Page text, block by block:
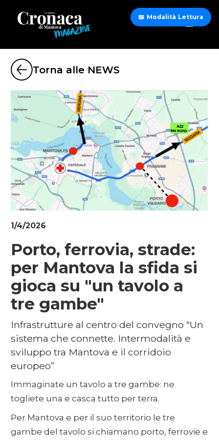
Torna alle NEWS
1/4/2026
Porto, ferrovia, strade:
per Mantova la sfida si
gioca su "un tavolo a
tre gambe"
Infrastrutture al centro del convegno “Un
sistema che connette. Intermodalità e
sviluppo tra Mantova e il corridoio
europeo”
Immaginate un tavolo a tre gambe: ne
togliete una e casca tutto per terra.
Per Mantova e per il suo territorio le tre
gambe del tavolo si chiamano porto, ferrovie e
📖 Modalità Lettura